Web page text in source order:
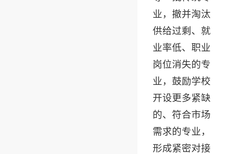
业，撤并淘汰
供给过剩、就
业率低、职业
岗位消失的专
业，鼓励学校
开设更多紧缺
的、符合市场
需求的专业，
形成紧密对接